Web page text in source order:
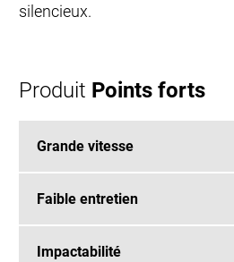
silencieux.
Produit Points forts
Grande vitesse
Faible entretien
Impactabilité